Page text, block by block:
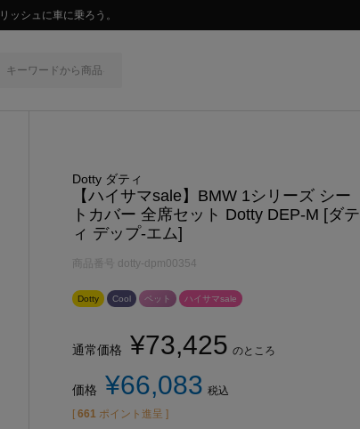
イサマーsale💛
Dotty ダティ
【ハイサマsale】BMW 1シリーズ シー
トカバー 全席セット Dotty DEP-M [ダテ
ィ デップ-エム]
商品番号 dotty-dpm00354
Dotty Cool ペット ハイサマsale
通常価格 ¥73,425 のところ
価格 ¥66,083 税込
[ 661 ポイント進呈 ]